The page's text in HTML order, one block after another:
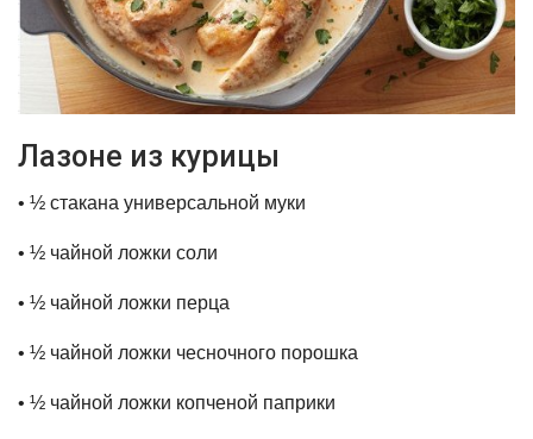
Лазоне из курицы
• ½ стакана универсальной муки
• ½ чайной ложки соли
• ½ чайной ложки перца
• ½ чайной ложки чесночного порошка
• ½ чайной ложки копченой паприки